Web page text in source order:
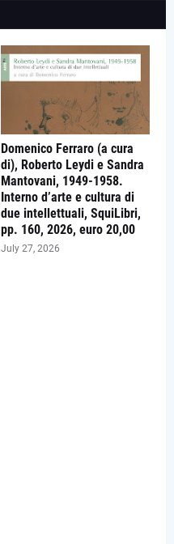
Domenico Ferraro (a cura
di), Roberto Leydi e Sandra
Mantovani, 1949-1958.
Interno d’arte e cultura di
due intellettuali, SquiLibri,
pp. 160, 2026, euro 20,00
July 27, 2026